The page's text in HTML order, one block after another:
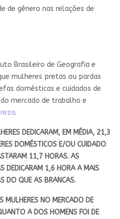
de gênero nas relações de
Brasileiro de Geografia e
mulheres pretas ou pardas
domésticas e cuidados de
mercado de trabalho e
.
DEDICARAM, EM MÉDIA, 21,3
DOMÉSTICOS E/OU CUIDADO
11,7 HORAS. AS
DEDICARAM 1,6 HORA A MAIS
DO QUE AS BRANCAS.
MULHERES NO MERCADO DE
A DOS HOMENS FOI DE